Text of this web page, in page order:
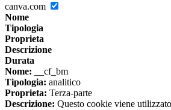
canva.com
Nome
Tipologia
Proprieta
Descrizione
Durata
Nome: __cf_bm
Tipologia: analitico
Proprieta: Terza-parte
Descrizione: Questo cookie viene